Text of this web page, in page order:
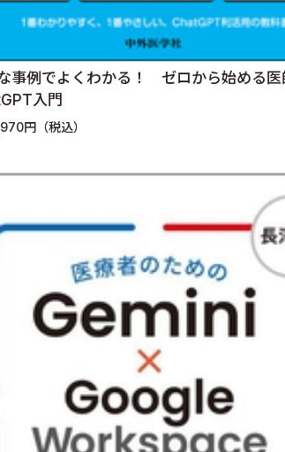
事例でよくわかる！ ゼロから始める医
入門
円（税込）